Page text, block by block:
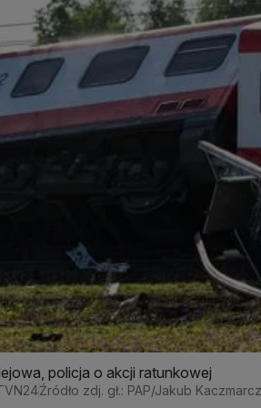
policja o akcji ratunkowej
Źródło zdj. gł.: PAP/Jakub